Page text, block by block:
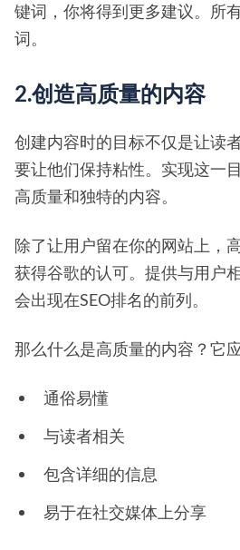
键词，你将得到更多建议。所
词。
2.创造高质量的内容
创建内容时的目标不仅是让读
要让他们保持粘性。实现这一
高质量和独特的内容。
除了让用户留在你的网站上，
获得谷歌的认可。提供与用户
会出现在SEO排名的前列。
那么什么是高质量的内容？它应
通俗易懂
与读者相关
包含详细的信息
易于在社交媒体上分享